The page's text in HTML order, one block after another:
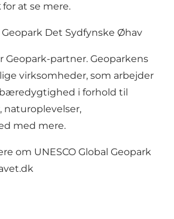
for at se mere.
Geopark Det Sydfynske Øhav
Geopark-partner. Geoparkens
virksomheder, som arbejder
i forhold til
naturoplevelser,
med mere.
om UNESCO Global Geopark